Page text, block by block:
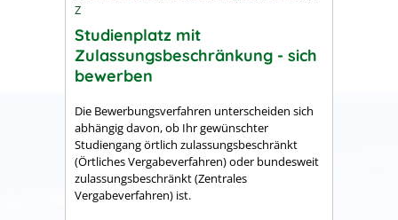
Z
Studienplatz mit
Zulassungsbeschränkung - sich
bewerben
Die Bewerbungsverfahren unterscheiden sich
abhängig davon, ob Ihr gewünschter
Studiengang örtlich zulassungsbeschränkt
(Örtliches Vergabeverfahren) oder bundesweit
zulassungsbeschränkt (Zentrales
Vergabeverfahren) ist.